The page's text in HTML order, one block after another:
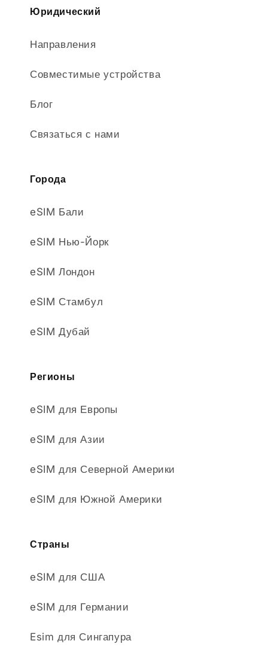
Юридический
Направления
Совместимые устройства
Блог
Связаться с нами
Города
eSIM Бали
eSIM Нью-Йорк
eSIM Лондон
eSIM Стамбул
eSIM Дубай
Регионы
eSIM для Европы
eSIM для Азии
eSIM для Северной Америки
eSIM для Южной Америки
Страны
eSIM для США
eSIM для Германии
Esim для Сингапура